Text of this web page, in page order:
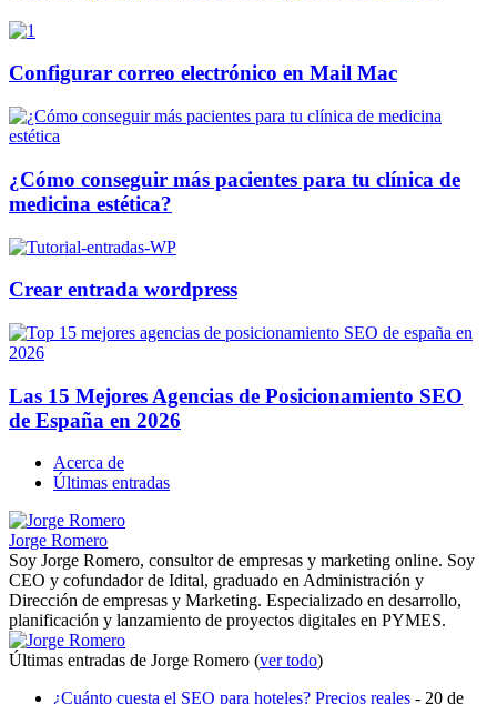
Configurar correo electrónico en Mail Mac
¿Cómo conseguir más pacientes para tu clínica de
medicina estética?
Crear entrada wordpress
Las 15 Mejores Agencias de Posicionamiento SEO
de España en 2026
Acerca de
Últimas entradas
Jorge Romero
Soy Jorge Romero, consultor de empresas y marketing online. Soy
CEO y cofundador de Idital, graduado en Administración y
Dirección de empresas y Marketing. Especializado en desarrollo,
planificación y lanzamiento de proyectos digitales en PYMES.
Últimas entradas de Jorge Romero (ver todo)
¿Cuánto cuesta el SEO para hoteles? Precios reales - 20 de